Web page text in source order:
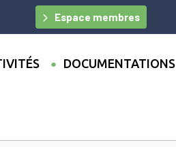
Espace membres
DOCUMENTATIONS